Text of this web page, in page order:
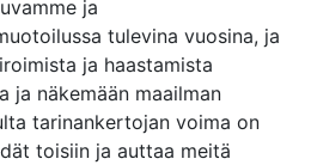
ja
tulevina vuosina, ja
ja haastamista
ja näkemään maailman
tarinankertojan voima on
toisiin ja auttaa meitä